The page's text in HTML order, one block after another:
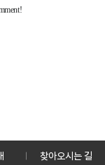
찾아오시는 길